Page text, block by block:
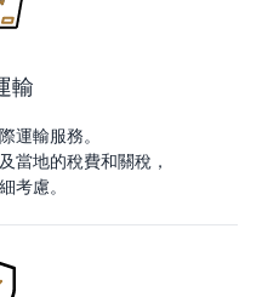
輸
運輸服務。
當地的稅費和關稅，
考慮。